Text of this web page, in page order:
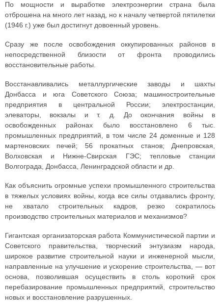
По мощности и выработке электроэнергии страна была
отброшена на много лет назад, но к началу четвертой пятилетки
(1946 г.) уже был достигнут довоенный уровень.
Сразу же после освобождения оккупированных районов в
непосредственной близости от фронта проводились
восстановительные работы.
Восстанавливались металлургические заводы и шахты
Донбасса и юга Советского Союза; машиностроительные
предприятия в центральной России; электростанции,
элеваторы, вокзалы и т. д. До окончания войны в
освобожденных районах было восстановлено 6 тыс.
промышленных предприятий, в том числе 24 доменные и 128
мартеновских печей; 56 прокатных станов; Днепровская,
Волховская и Нижне-Свирская ГЭС; тепловые станции
Волгограда, Донбасса, Ленинградской области и др.
Как объяснить огромные успехи промышленного строительства
в тяжелых условиях войны, когда все силы отдавались фронту,
не хватало строительных кадров, резко сократилось
производство строительных материалов и механизмов?
Гигантская организаторская работа Коммунистической партии и
Советского правительства, творческий энтузиазм народа,
широкое развитие строительной науки и инженерной мысли,
направленные на улучшение и ускорение строительства, — вот
основа, позволившая осуществить в столь короткий срок
перебазирование промышленных предприятий, строительство
новых и восстановление разрушенных.